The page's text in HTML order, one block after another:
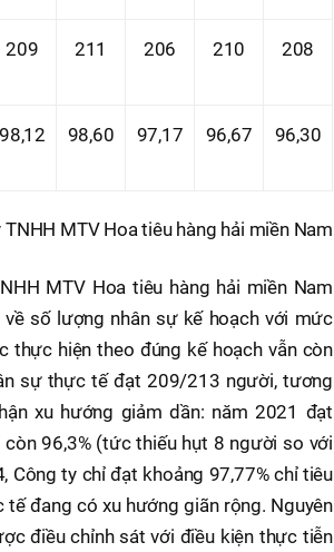
209 211 206 210 208
98,12 98,60 97,17 96,67 96,30
MTV Hoa tiêu hàng hải miền Nam
MTV Hoa tiêu hàng hải miền Nam
số lượng nhân sự kế hoạch với mức
thực hiện theo đúng kế hoạch vẫn còn
sự thực tế đạt 209/213 người, tương
xu hướng giảm dần: năm 2021 đạt
96,3% (tức thiếu hụt 8 người so với
Công ty chỉ đạt khoảng 97,77% chỉ tiêu
đang có xu hướng giãn rộng. Nguyên
điều chỉnh sát với điều kiện thực tiễn